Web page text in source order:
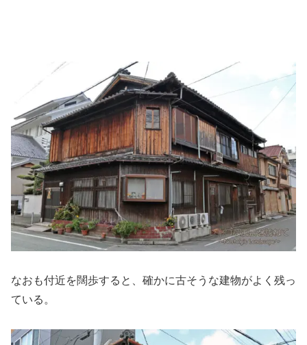
なおも付近を闊歩すると、確かに古そうな建物がよく残っ
ている。